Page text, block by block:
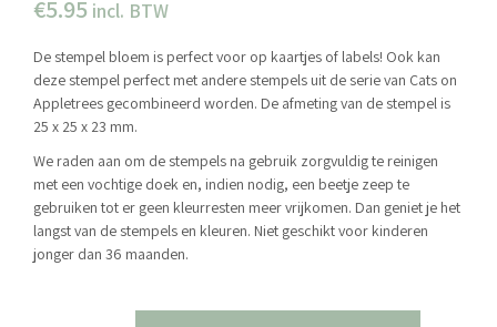
€5.95 incl. BTW
De stempel bloem is perfect voor op kaartjes of labels! Ook kan
deze stempel perfect met andere stempels uit de serie van Cats on
Appletrees gecombineerd worden. De afmeting van de stempel is
25 x 25 x 23 mm.
We raden aan om de stempels na gebruik zorgvuldig te reinigen
met een vochtige doek en, indien nodig, een beetje zeep te
gebruiken tot er geen kleurresten meer vrijkomen. Dan geniet je het
langst van de stempels en kleuren. Niet geschikt voor kinderen
jonger dan 36 maanden.